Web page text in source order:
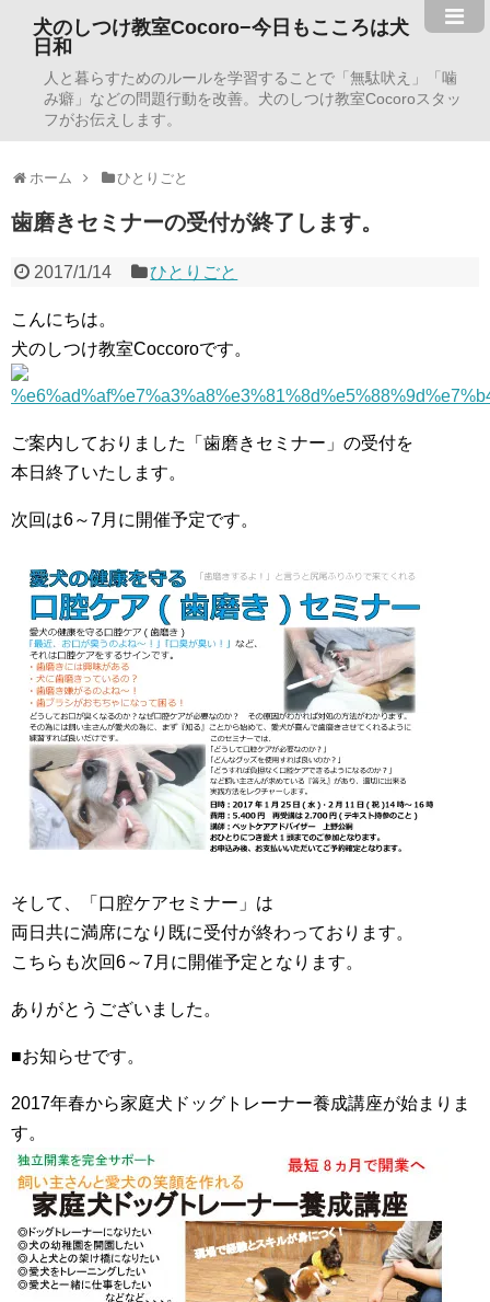
犬のしつけ教室Cocoro−今日もこころは犬
日和
人と暮らすためのルールを学習することで「無駄吠え」「噛
み癖」などの問題行動を改善。犬のしつけ教室Cocoroスタッ
フがお伝えします。
ホーム ひとりごと
歯磨きセミナーの受付が終了します。
2017/1/14 ひとりごと
こんにちは。
犬のしつけ教室Coccoroです。
ご案内しておりました「歯磨きセミナー」の受付を
本日終了いたします。
次回は6～7月に開催予定です。
そして、「口腔ケアセミナー」は
両日共に満席になり既に受付が終わっております。
こちらも次回6～7月に開催予定となります。
ありがとうございました。
■お知らせです。
2017年春から家庭犬ドッグトレーナー養成講座が始まりま
す。